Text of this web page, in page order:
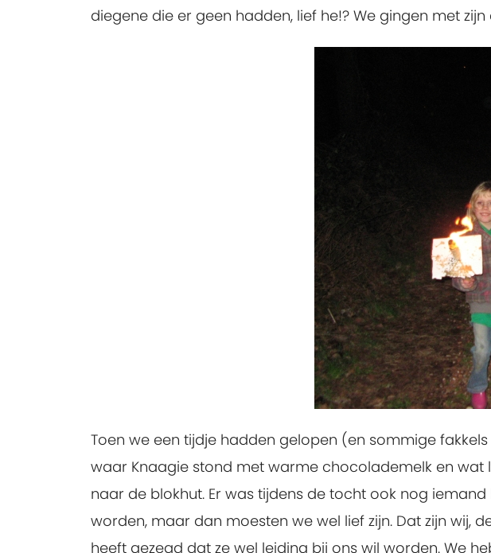
diegene die er geen hadden, lief he!? We gingen met
Toen we een tijdje hadden gelopen (en sommige
waar Knaagie stond met warme chocolademelk en wat
naar de blokhut. Er was tijdens de tocht ook nog
worden, maar dan moesten we wel lief zijn. Dat zijn wij,
heeft gezegd dat ze wel leiding bij ons wil worden. We